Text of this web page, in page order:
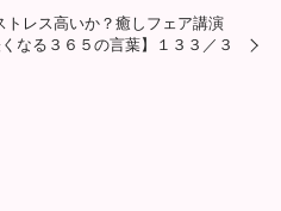
トレス高いか？癒しフェア講演
なる３６５の言葉】１３３／３